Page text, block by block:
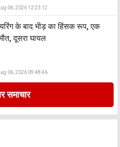
06, 2026 12:23:12
के बाद भीड़ का हिंसक रूप, एक
दूसरा घायल
06, 2026 09:48:46
समाचार